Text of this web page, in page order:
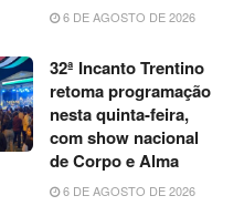
6 DE AGOSTO DE 2026
32ª Incanto Trentino
retoma programação
nesta quinta-feira,
com show nacional
de Corpo e Alma
6 DE AGOSTO DE 2026